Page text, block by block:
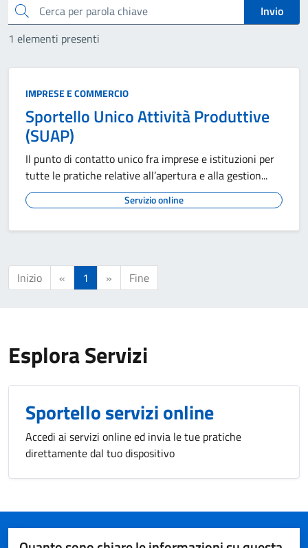
cerca
Invio
1 elementi presenti
IMPRESE E COMMERCIO
Sportello Unico Attività Produttive
(SUAP)
Il punto di contatto unico fra imprese e istituzioni per
tutte le pratiche relative all’apertura e alla gestion...
Servizio online
Inizio « 1 » Fine
Esplora Servizi
Sportello servizi online
Accedi ai servizi online ed invia le tue pratiche
direttamente dal tuo dispositivo